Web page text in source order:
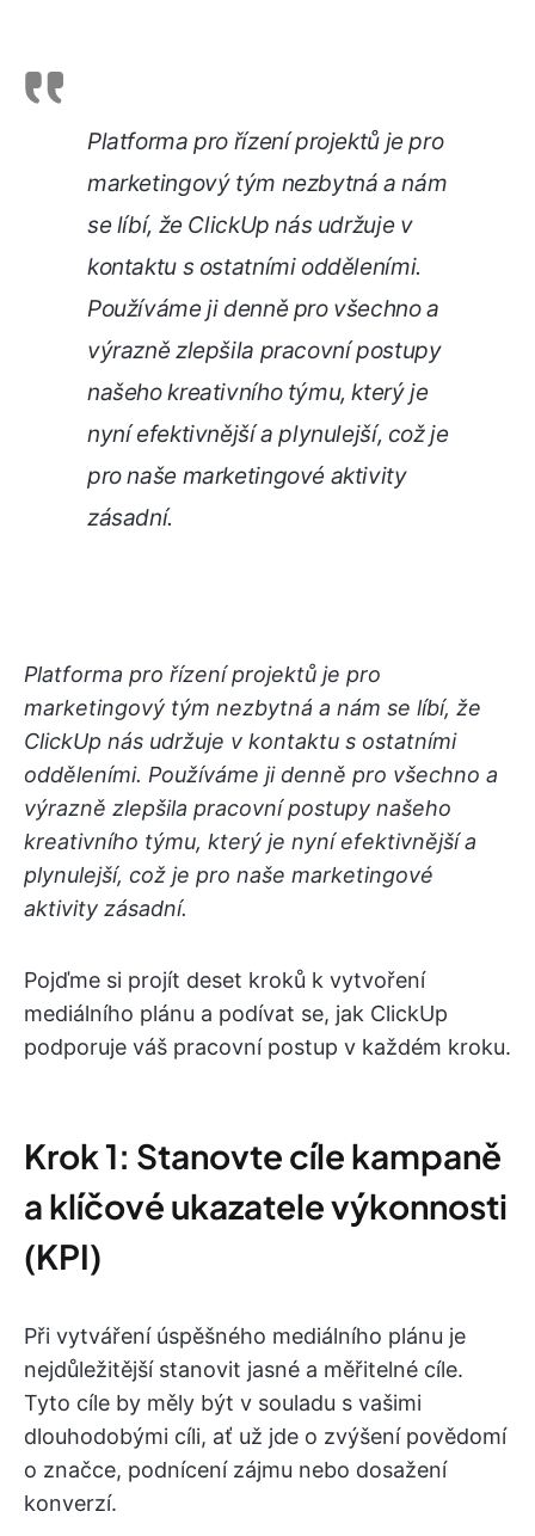
Platforma pro řízení projektů je pro
marketingový tým nezbytná a nám
se líbí, že ClickUp nás udržuje v
kontaktu s ostatními odděleními.
Používáme ji denně pro všechno a
výrazně zlepšila pracovní postupy
našeho kreativního týmu, který je
nyní efektivnější a plynulejší, což je
pro naše marketingové aktivity
zásadní.
Platforma pro řízení projektů je pro
marketingový tým nezbytná a nám se líbí, že
ClickUp nás udržuje v kontaktu s ostatními
odděleními. Používáme ji denně pro všechno a
výrazně zlepšila pracovní postupy našeho
kreativního týmu, který je nyní efektivnější a
plynulejší, což je pro naše marketingové
aktivity zásadní.
Pojďme si projít deset kroků k vytvoření
mediálního plánu a podívat se, jak ClickUp
podporuje váš pracovní postup v každém kroku.
Krok 1: Stanovte cíle kampaně
a klíčové ukazatele výkonnosti
(KPI)
Při vytváření úspěšného mediálního plánu je
nejdůležitější stanovit jasné a měřitelné cíle.
Tyto cíle by měly být v souladu s vašimi
dlouhodobými cíli, ať už jde o zvýšení povědomí
o značce, podnícení zájmu nebo dosažení
konverzí.